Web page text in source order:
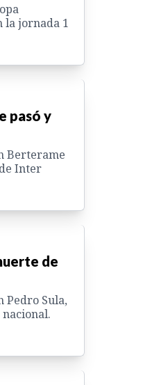
la jornada 1
pasó y
Berterame
Inter
de
Pedro Sula,